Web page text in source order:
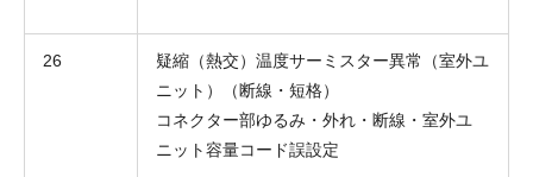
26
疑縮（熱交）温度サーミスター異常（室外ユ
ニット）（断線・短格）
コネクター部ゆるみ・外れ・断線・室外ユ
ニット容量コード誤設定